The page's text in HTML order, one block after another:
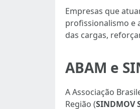
Empresas que
profissionalismo e
das cargas,
ABAM e
A Associação
Região (SINDMOV